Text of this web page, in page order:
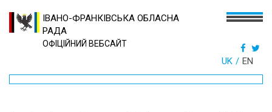
ІВАНО-ФРАНКІВСЬКА ОБЛАСНА
РАДА
ОФІЦІЙНИЙ ВЕБСАЙТ
UK EN